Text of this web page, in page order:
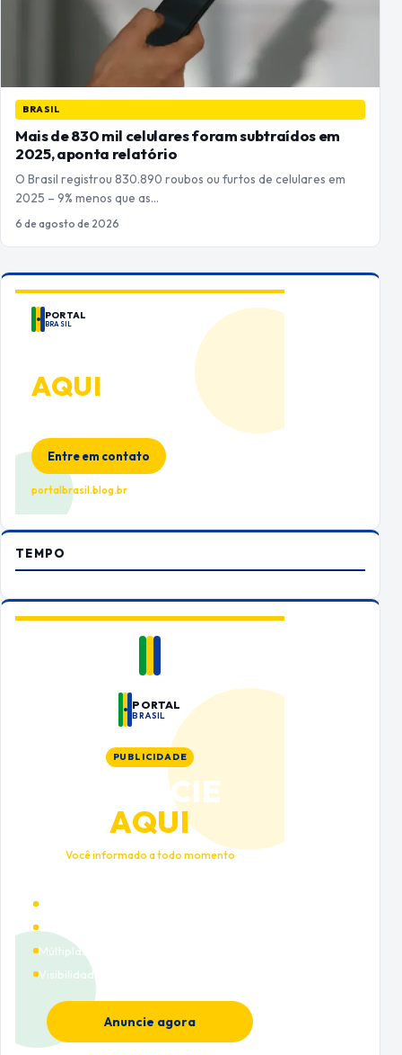
BRASIL
Mais de 830 mil celulares foram subtraídos em
2025, aponta relatório
O Brasil registrou 830.890 roubos ou furtos de celulares em
2025 – 9% menos que as…
6 de agosto de 2026
PORTAL
BRASIL
AQUI
Entre em contato
portalbrasil.blog.br
TEMPO
PORTAL
BRASIL
PUBLICIDADE
ANUNCIE
AQUI
Você informado a todo momento
Múltiplas categorias
Visibilidade premium
Anuncie agora